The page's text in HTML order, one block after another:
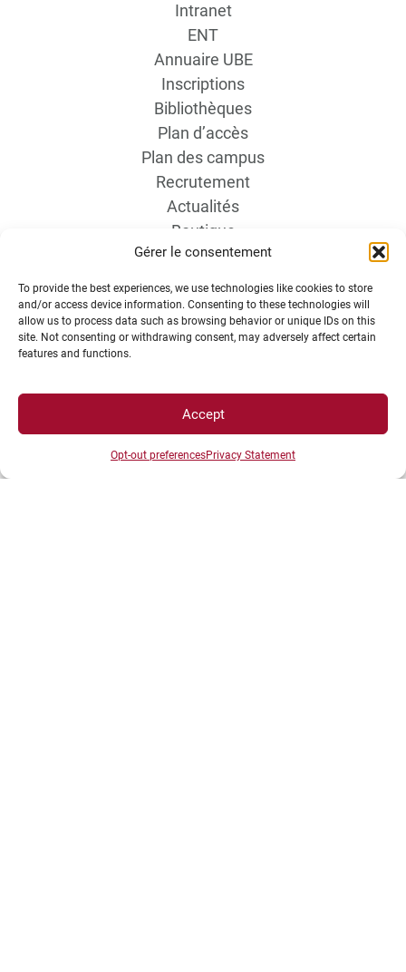
Gérer le consentement
To provide the best experiences, we use technologies like cookies to store
and/or access device information. Consenting to these technologies will
allow us to process data such as browsing behavior or unique IDs on this
site. Not consenting or withdrawing consent, may adversely affect certain
features and functions.
Accept
Opt-out preferencesPrivacy Statement
Intranet
ENT
Annuaire UBE
Inscriptions
Bibliothèques
Plan d’accès
Plan des campus
Recrutement
Actualités
Boutique
Contact étudiant
INFORMATIONS LÉGALES